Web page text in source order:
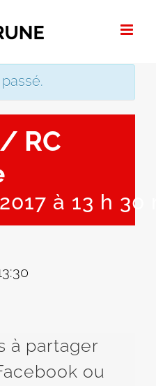
RC
à 13 h 30
à partager
ou